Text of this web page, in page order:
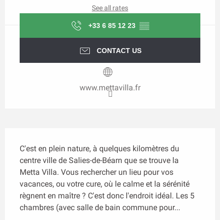
See all rates
+33 6 85 12 23 ▒▒
CONTACT US
www.mettavilla.fr
C'est en plein nature, à quelques kilomètres du
centre ville de Salies-de-Béarn que se trouve la
Metta Villa. Vous rechercher un lieu pour vos
vacances, ou votre cure, où le calme et la sérénité
règnent en maître ? C'est donc l'endroit idéal. Les 5
chambres (avec salle de bain commune pour...